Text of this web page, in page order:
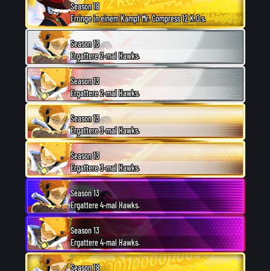
Season 18
Erringe in einem Kampf Mr. Compress 12 K.O.s.
Season 13
Ergattere 2-mal Hawks.
Season 13
Ergattere 2-mal Hawks.
Season 13
Ergattere 3-mal Hawks.
Season 13
Ergattere 3-mal Hawks.
Season 13
Ergattere 4-mal Hawks.
Season 13
Ergattere 4-mal Hawks.
Season 18